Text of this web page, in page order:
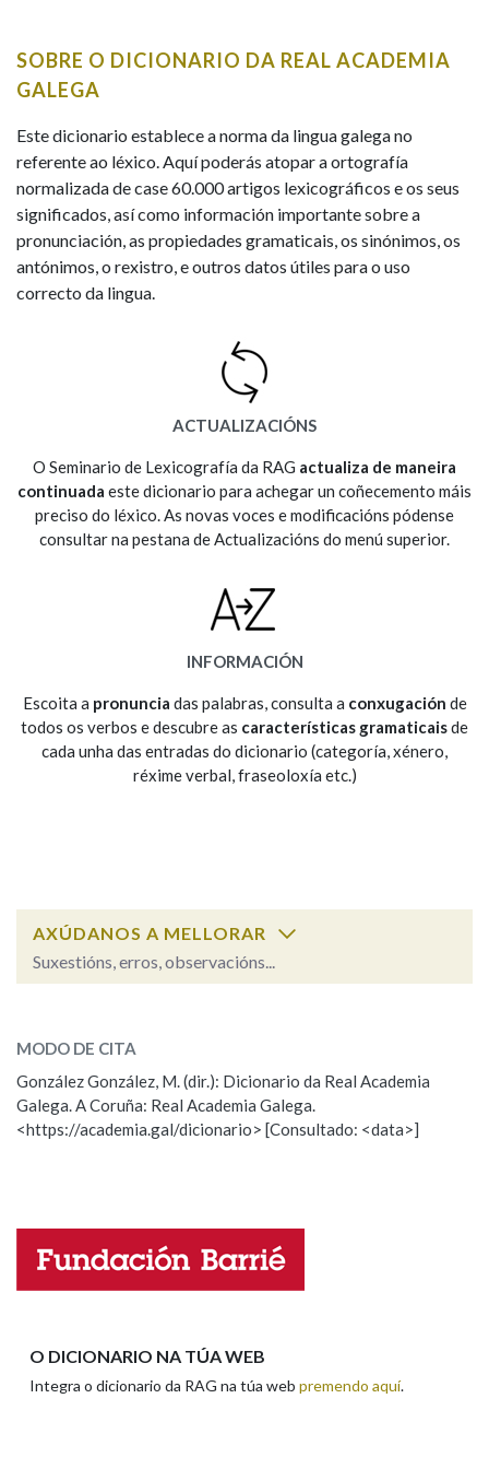
CASA-MUSEO EMILIA PARDO
HISTORIA
PRIMAVERA DAS LETRAS
PORTAL DAS PALABRAS
Comeza por
Remata por
Contén
Nos exemplos
Na fraseoloxía
Marcas gramaticais
SOBRE O DICIONARIO DA REAL ACADEMIA
GALEGA
Este dicionario establece a norma da lingua galega no
referente ao léxico. Aquí poderás atopar a ortografía
normalizada de case 60.000 artigos lexicográficos e os seus
significados, así como información importante sobre a
pronunciación, as propiedades gramaticais, os sinónimos, os
antónimos, o rexistro, e outros datos útiles para o uso
correcto da lingua.
ACTUALIZACIÓNS
O Seminario de Lexicografía da RAG actualiza de maneira
continuada este dicionario para achegar un coñecemento máis
preciso do léxico. As novas voces e modificacións pódense
consultar na pestana de Actualizacións do menú superior.
INFORMACIÓN
Escoita a pronuncia das palabras, consulta a conxugación de
todos os verbos e descubre as características gramaticaisde
cada unha das entradas do dicionario (categoría, xénero,
réxime verbal, fraseoloxía etc.)
AXÚDANOS A MELLORAR
Suxestións, erros, observacións...
Observación
Nome
Comentario
MODO DE CITA
González González, M. (dir.): Dicionario da Real Academia
Galega. A Coruña: Real Academia Galega.
<https://academia.gal/dicionario> [Consultado: <data>]
O DICIONARIO NA TÚA WEB
Integra o dicionario da RAG na túa web premendo aquí.